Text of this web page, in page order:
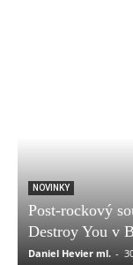
NOVINKY
Post-rockový
Destroy You v
Daniel Hevier ml. -